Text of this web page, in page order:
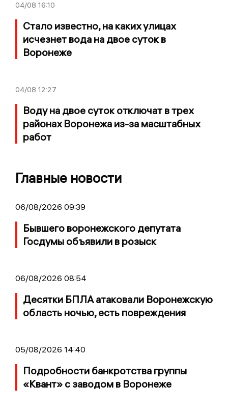
04/08 16:10
Стало известно, на каких улицах
исчезнет вода на двое суток в
Воронеже
04/08 12:27
Воду на двое суток отключат в трех
районах Воронежа из-за масштабных
работ
Главные новости
06/08/2026 09:39
Бывшего воронежского депутата
Госдумы объявили в розыск
06/08/2026 08:54
Десятки БПЛА атаковали Воронежскую
область ночью, есть повреждения
05/08/2026 14:40
Подробности банкротства группы
«Квант» с заводом в Воронеже